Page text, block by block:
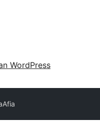
WordPress
Afia